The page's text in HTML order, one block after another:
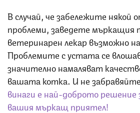
В случай, че забележите някой
проблеми, заведете мъркащия
ветеринарен лекар възможно
Проблемите с устата се
значително намаляват
вашата котка. И не
винаги е най-доброто решение
вашия мъркащ приятел!